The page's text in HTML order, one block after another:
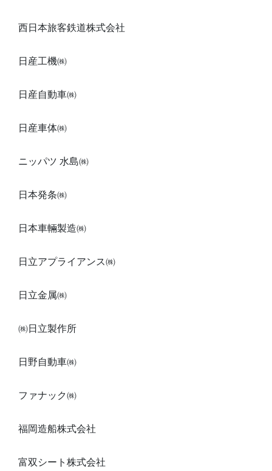
西日本旅客鉄道株式会社
日産工機㈱
日産自動車㈱
日産車体㈱
ニッパツ 水島㈱
日本発条㈱
日本車輛製造㈱
日立アプライアンス㈱
日立金属㈱
㈱日立製作所
日野自動車㈱
ファナック㈱
福岡造船株式会社
富双シート株式会社